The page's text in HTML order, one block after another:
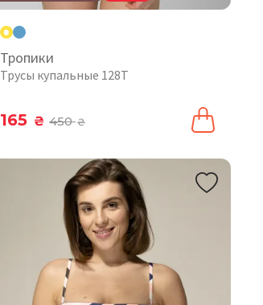
Тропики
Трусы купальные 128T
165 ₴ 450₴